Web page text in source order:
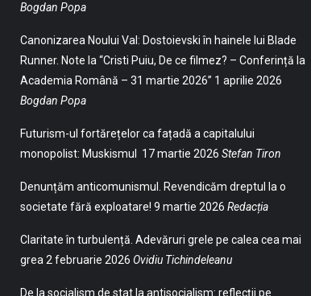
Bogdan Popa
Canonizarea Noului Val: Dostoievski în hainele lui Blade
Runner. Note la “Cristi Puiu, De ce filmez? – Conferință la
Academia Română – 31 martie 2026” 1 aprilie 2026
Bogdan Popa
Futurism-ul fortărețelor ca fațadă a capitalului
monopolist: Muskismul 17 martie 2026 Stefan Tiron
Denunțăm anticomunismul. Revendicăm dreptul la o
societate fără exploatare! 9 martie 2026 Redacția
Claritate în turbulență. Adevăruri grele pe calea cea mai
grea 2 februarie 2026 Ovidiu Tichindeleanu
De la socialism de stat la antisocialism: reflecții pe